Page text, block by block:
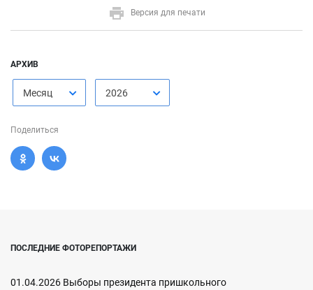
Версия для печати
АРХИВ
Месяц 2026
Поделиться
ПОСЛЕДНИЕ ФОТОРЕПОРТАЖИ
01.04.2026 Выборы президента пришкольного